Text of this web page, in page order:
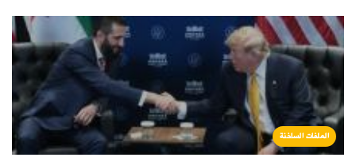
الملفات الساخنة